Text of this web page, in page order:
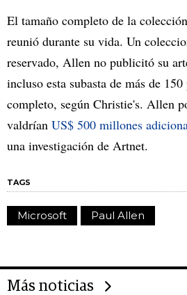
El tamaño completo de la
reunió durante su vida. Un
reservado, Allen no publicitó su
incluso esta subasta de más de
completo, según Christie's. Allen
valdrían US$ 500 millones
una investigación de Artnet.
TAGS
Microsoft Paul Allen
Más noticias